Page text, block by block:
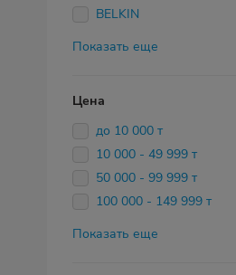
BELKIN
Показать еще
Цена
до 10 000 т
10 000 - 49 999 т
50 000 - 99 999 т
100 000 - 149 999 т
Показать еще